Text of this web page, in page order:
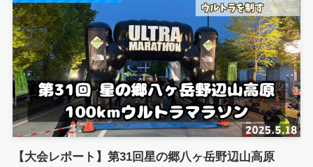
【大会レポート】第31回星の郷八ヶ岳野辺山高原